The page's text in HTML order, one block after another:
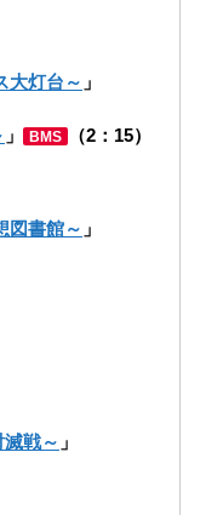
大灯台～ 」
」 BMS （2：15）
図書館～ 」
戦～ 」